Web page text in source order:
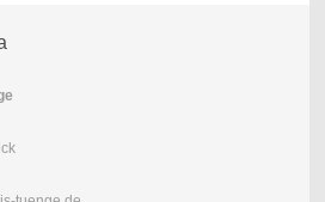
Birgit Tünge